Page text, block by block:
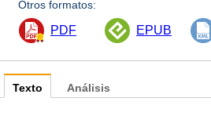
Otros formatos:
PDF EPUB
Texto Análisis